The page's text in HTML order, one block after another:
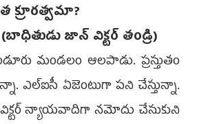
క్రూరత్వమా?
జాన్‌ విక్టర్‌ తండ్రి)
మండలం ఆలపాడు. ప్రస్తుతం
ఎల్‌ఐసీ ఏజెంటుగా పని చేస్తున్నా.
న్యాయవాదిగా నమోదు చేసుకుని